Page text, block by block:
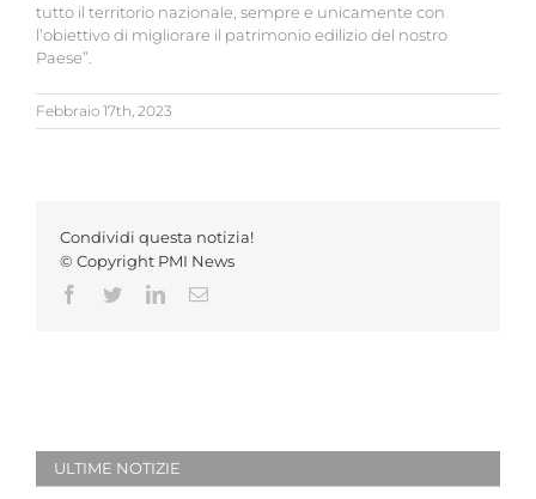
tutto il territorio nazionale, sempre e unicamente con
l’obiettivo di migliorare il patrimonio edilizio del nostro
Paese”.
Febbraio 17th, 2023
Condividi questa notizia!
© Copyright PMI News
Facebook
TwitterLinkedInEmail
ULTIME NOTIZIE